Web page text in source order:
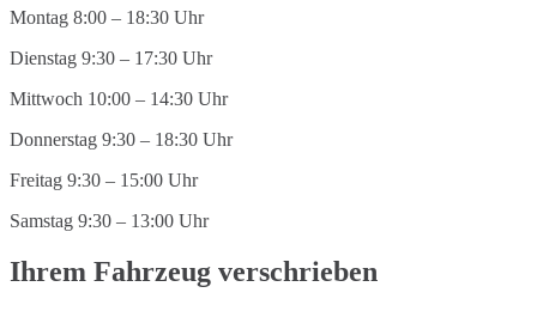
Montag 8:00 – 18:30 Uhr
Dienstag 9:30 – 17:30 Uhr
Mittwoch 10:00 – 14:30 Uhr
Donnerstag 9:30 – 18:30 Uhr
Freitag 9:30 – 15:00 Uhr
Samstag 9:30 – 13:00 Uhr
Ihrem Fahrzeug verschrieben